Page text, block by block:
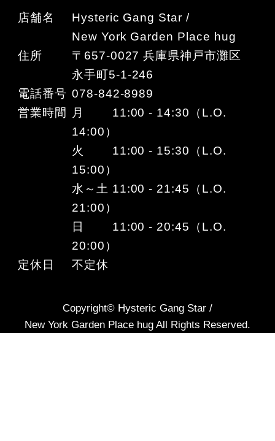
店舗名
Hysteric Gang Star /
New York Garden Place hug
住所
〒657-0027 兵庫県神戸市灘区
永手町5-1-246
電話番号 078-842-8989
営業時間
月 11:00 - 14:30（L.O.
14:00）
火 11:00 - 15:30（L.O.
15:00）
水～土 11:00 - 21:45（L.O.
21:00）
日 11:00 - 20:45（L.O.
20:00）
定休日
不定休
Copyright© Hysteric Gang Star /
New York Garden Place hug All Rights Reserved.